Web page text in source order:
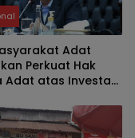
Adat
Perkuat Hak
Adat atas Investasi